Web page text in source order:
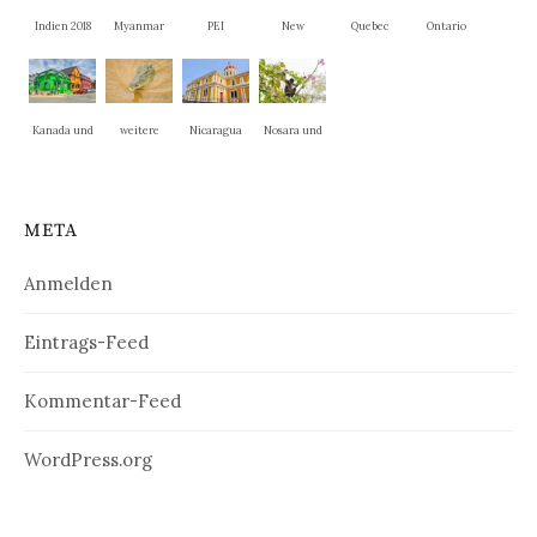
Indien 2018 Myanmar PEI
New
Quebec Ontario
Kanada und
weitere
Nicaragua
Nosara und
META
Anmelden
Eintrags-Feed
Kommentar-Feed
WordPress.org